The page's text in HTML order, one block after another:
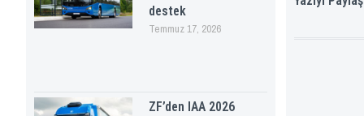
destek
Temmuz 17, 2026
ZF’den IAA 2026